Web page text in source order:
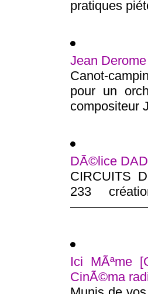
pratiques
Jean
Canot-
pour un
composi­teur
DÃ©lice
CIRCUITS
233
Ici MÃªme
CinÃ©ma